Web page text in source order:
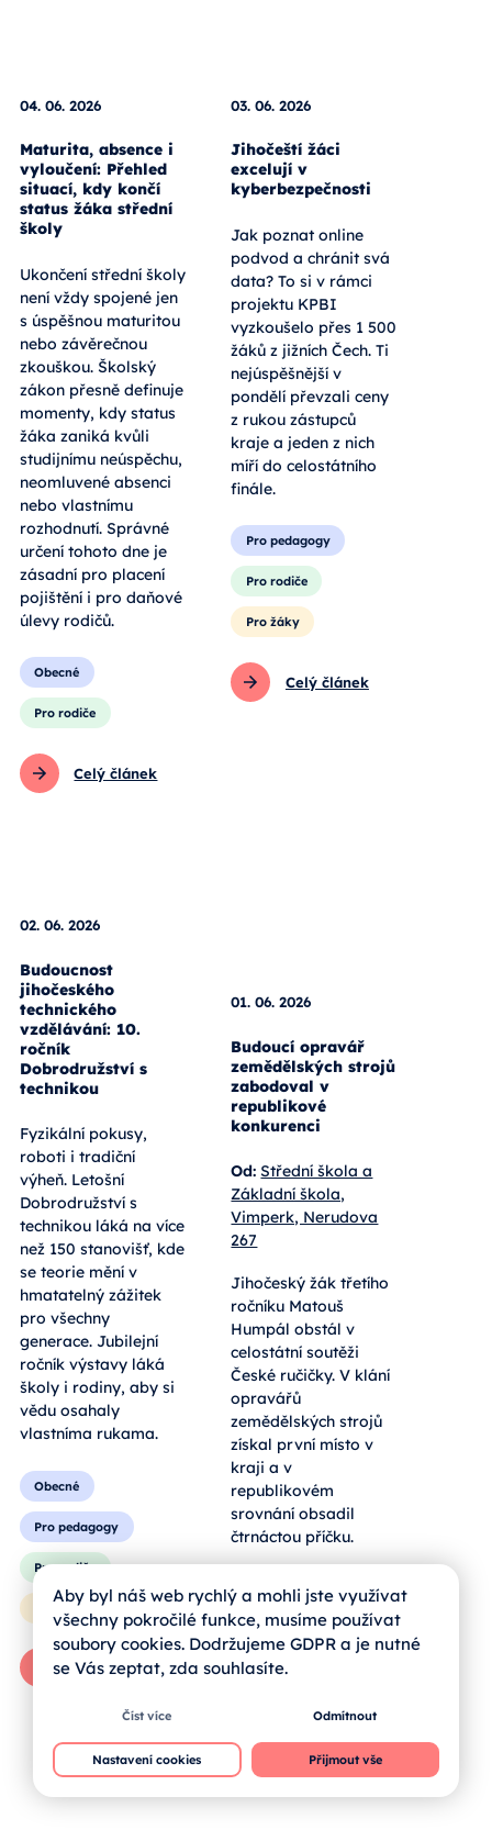
04. 06. 2026
Maturita, absence i
vyloučení: Přehled
situací, kdy končí
status žáka střední
školy
Ukončení střední školy
není vždy spojené jen
s úspěšnou maturitou
nebo závěrečnou
zkouškou. Školský
zákon přesně definuje
momenty, kdy status
žáka zaniká kvůli
studijnímu neúspěchu,
neomluvené absenci
nebo vlastnímu
rozhodnutí. Správné
určení tohoto dne je
zásadní pro placení
pojištění i pro daňové
úlevy rodičů.
Obecné
Pro rodiče
Celý článek
03. 06. 2026
Jihočeští žáci
excelují v
kyberbezpečnosti
Jak poznat online
podvod a chránit svá
data? To si v rámci
projektu KPBI
vyzkoušelo přes 1 500
žáků z jižních Čech. Ti
nejúspěšnější v
pondělí převzali ceny
z rukou zástupců
kraje a jeden z nich
míří do celostátního
finále.
Pro pedagogy
Pro rodiče
Pro žáky
Celý článek
02. 06. 2026
Budoucnost
jihočeského
technického
vzdělávání: 10.
Dobrodružství s
technikou
Fyzikální pokusy,
roboti i tradiční
výheň. Letošní
Dobrodružství s
technikou láká na více
než 150 stanovišť, kde
se teorie mění v
hmatatelný zážitek
pro všechny
generace. Jubilejní
ročník výstavy láká
školy i rodiny, aby si
vlastníma rukama.
Obecné
Pro pedagogy
Pro rodiče
Pro žáky
Celý článek
01. 06. 2026
Budoucí opravář
zemědělských strojů
zabodoval v
republikové
konkurenci
Od: Střední škola a
Základní škola,
Vimperk, Nerudova
267
Jihočeský žák třetího
ročníku Matouš
Humpál obstál v
celostátní soutěži
České ručičky. V klání
opravářů
zemědělských strojů
získal první místo v
kraji a v
republikovém
srovnání obsadil
čtrnáctou příčku.
Obecné
Pro rodiče
Pro žáky
Zprávy od škol
Celý článek
Aby byl náš web rychlý a mohli jste využívat
všechny pokročilé funkce, musíme používat
soubory cookies. Dodržujeme GDPR a je nutné
se Vás zeptat, zda souhlasíte.
Číst více Odmítnout
Nastavení cookies Přijmout vše